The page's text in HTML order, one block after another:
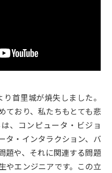
首里城が焼失しました。
ており、私たちもとても悲
、コンピュータ・ビジョ
タ・インタラクション、バ
題や、それに関連する問題
やエンジニアです。この立